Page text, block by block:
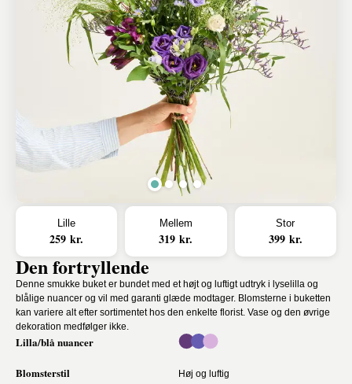
Lille
259 kr.
Mellem
319 kr.
Stor
399 kr.
Den fortryllende
Denne smukke buket er bundet med et højt og luftigt udtryk i lyselilla og
blålige nuancer og vil med garanti glæde modtager. Blomsterne i buketten
kan variere alt efter sortimentet hos den enkelte florist. Vase og den øvrige
dekoration medfølger ikke.
Lilla/blå nuancer
Blomsterstil Høj og luftig